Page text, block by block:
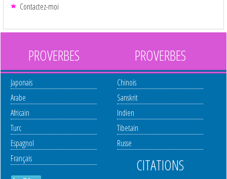
Contactez-moi
PROVERBES
Japonais
Arabe
Africain
Turc
Espagnol
Français
PROVERBES
Chinois
Sanskrit
Indien
Tibetain
Russe
CITATIONS